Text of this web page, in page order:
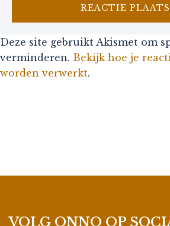
Deze site gebruikt Akismet om
verminderen. Bekijk hoe je
worden verwerkt.
VOLG ONNO OP